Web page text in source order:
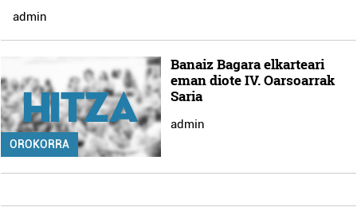
admin
OROKORRA
Banaiz Bagara elkarteari
eman diote IV. Oarsoarrak
Saria
admin